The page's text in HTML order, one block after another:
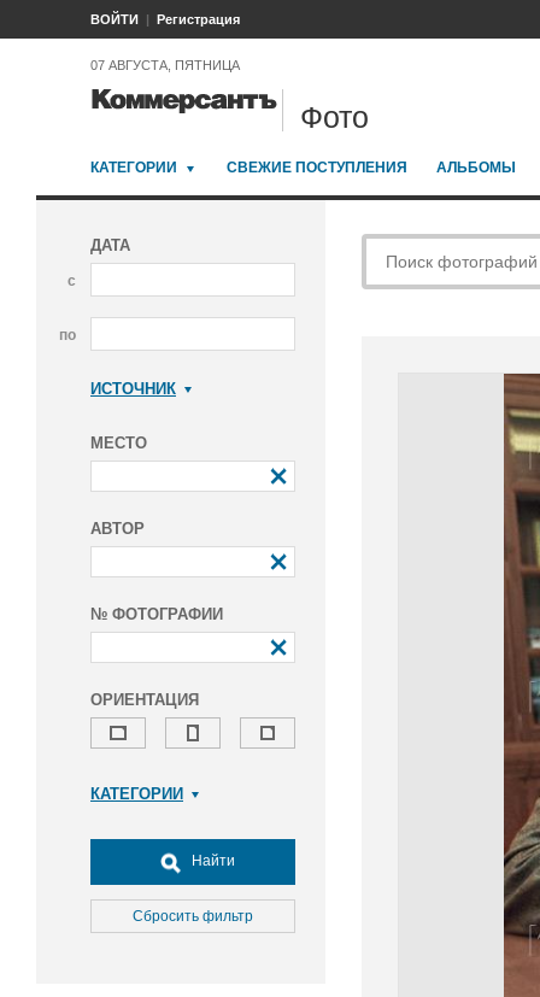
ВОЙТИ Регистрация
07 АВГУСТА, ПЯТНИЦА
Фото
КАТЕГОРИИ СВЕЖИЕ ПОСТУПЛЕНИЯ АЛЬБОМЫ
ДАТА
с
по
ИСТОЧНИК
МЕСТО
АВТОР
№ ФОТОГРАФИИ
ОРИЕНТАЦИЯ
КАТЕГОРИИ
Досуг, туризм и отдых
Культура
Медицина
Найти
Сбросить фильтр